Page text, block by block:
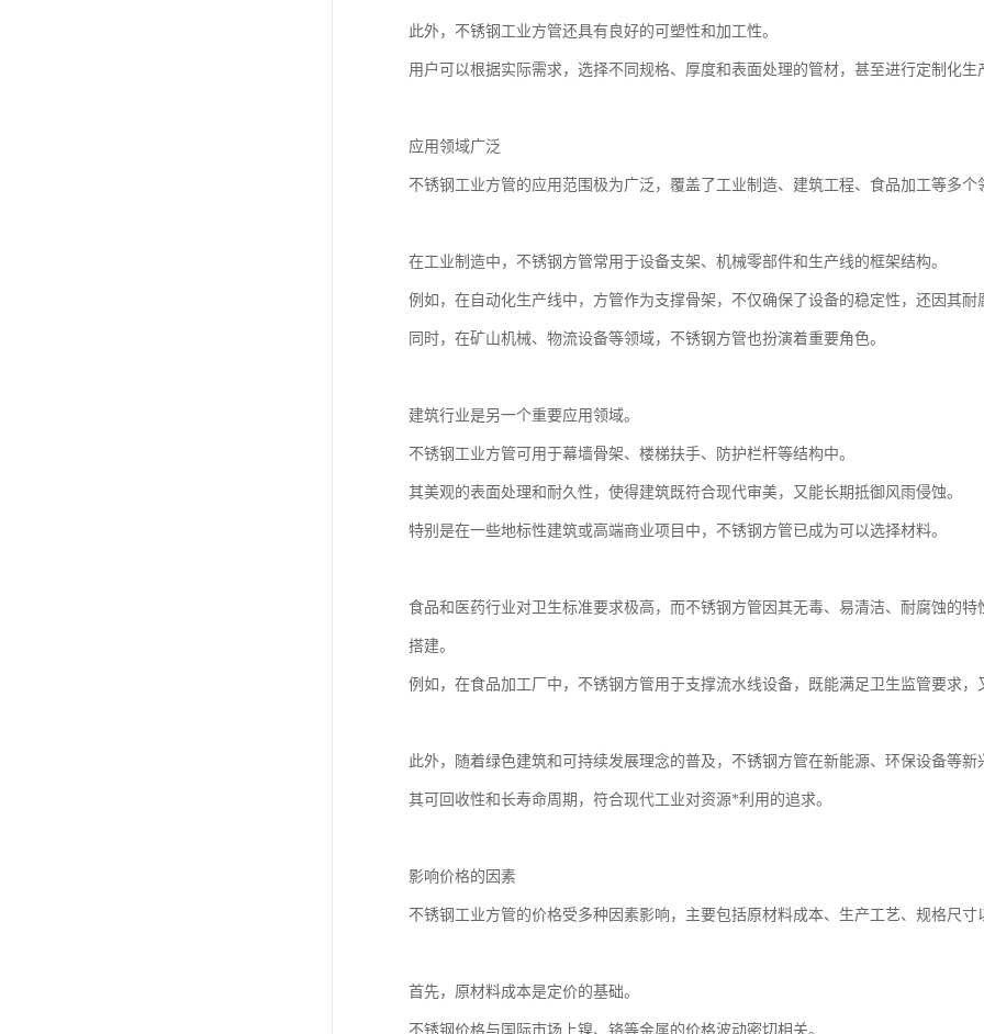
此外，不锈钢工业方管还具有良好的可塑性和加工性。
用户可以根据实际需求，选择不同规格、厚度和表面处理的管材，甚至进行定制化
应用领域广泛
不锈钢工业方管的应用范围极为广泛，覆盖了工业制造、建筑工程、食品加工等多个
在工业制造中，不锈钢方管常用于设备支架、机械零部件和生产线的框架结构。
例如，在自动化生产线中，方管作为支撑骨架，不仅确保了设备的稳定性，还因其
同时，在矿山机械、物流设备等领域，不锈钢方管也扮演着重要角色。
建筑行业是另一个重要应用领域。
不锈钢工业方管可用于幕墙骨架、楼梯扶手、防护栏杆等结构中。
其美观的表面处理和耐久性，使得建筑既符合现代审美，又能长期抵御风雨侵蚀。
特别是在一些地标性建筑或高端商业项目中，不锈钢方管已成为可以选择材料。
食品和医药行业对卫生标准要求极高，而不锈钢方管因其无毒、易清洁、耐腐蚀的
搭建。
例如，在食品加工厂中，不锈钢方管用于支撑流水线设备，既能满足卫生监管要求
此外，随着绿色建筑和可持续发展理念的普及，不锈钢方管在新能源、环保设备等
其可回收性和长寿命周期，符合现代工业对资源*利用的追求。
影响价格的因素
不锈钢工业方管的价格受多种因素影响，主要包括原材料成本、生产工艺、规格尺寸
首先，原材料成本是定价的基础。
不锈钢价格与国际市场上镍、铬等金属的价格波动密切相关。